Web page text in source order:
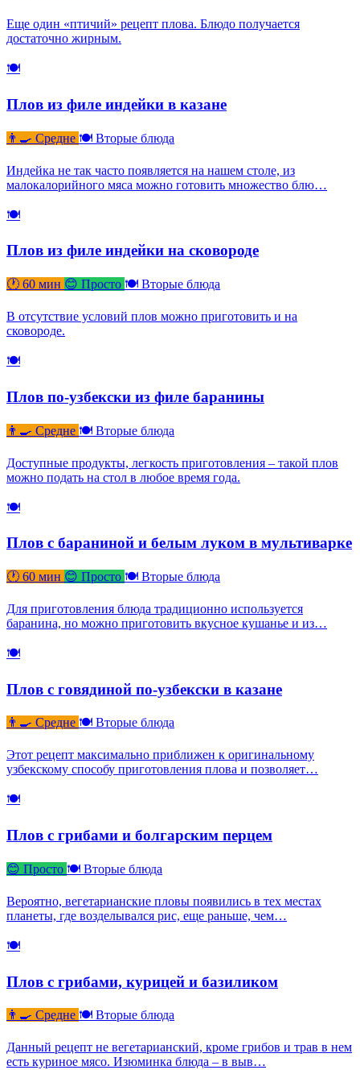
Еще один «птичий» рецепт плова. Блюдо получается
достаточно жирным.
🍽
Плов из филе индейки в казане
👨‍🍳 Средне 🍽 Вторые блюда
Индейка не так часто появляется на нашем столе, из
малокалорийного мяса можно готовить множество блю…
🍽
Плов из филе индейки на сковороде
🕐 60 мин 😊 Просто 🍽 Вторые блюда
В отсутствие условий плов можно приготовить и на
сковороде.
🍽
Плов по-узбекски из филе баранины
👨‍🍳 Средне 🍽 Вторые блюда
Доступные продукты, легкость приготовления – такой плов
можно подать на стол в любое время года.
🍽
Плов с бараниной и белым луком в мультиварке
🕐 60 мин 😊 Просто 🍽 Вторые блюда
Для приготовления блюда традиционно используется
баранина, но можно приготовить вкусное кушанье и из…
🍽
Плов с говядиной по-узбекски в казане
👨‍🍳 Средне 🍽 Вторые блюда
Этот рецепт максимально приближен к оригинальному
узбекскому способу приготовления плова и позволяет…
🍽
Плов с грибами и болгарским перцем
😊 Просто 🍽 Вторые блюда
Вероятно, вегетарианские пловы появились в тех местах
планеты, где возделывался рис, еще раньше, чем…
🍽
Плов с грибами, курицей и базиликом
👨‍🍳 Средне 🍽 Вторые блюда
Данный рецепт не вегетарианский, кроме грибов и трав в нем
есть куриное мясо. Изюминка блюда – в выв…